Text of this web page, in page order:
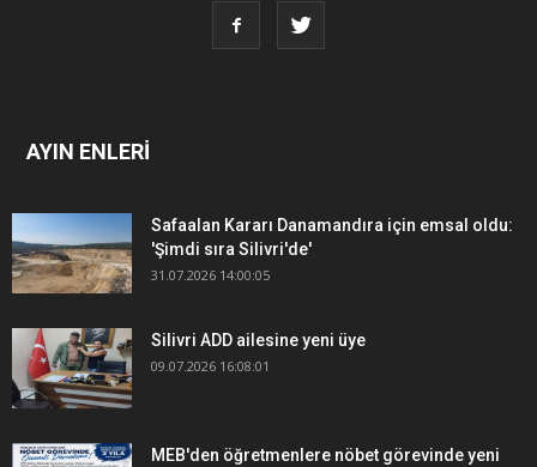
AYIN ENLERİ
Safaalan Kararı Danamandıra için emsal oldu:
'Şimdi sıra Silivri'de'
31.07.2026 14:00:05
Silivri ADD ailesine yeni üye
09.07.2026 16:08:01
MEB'den öğretmenlere nöbet görevinde yeni